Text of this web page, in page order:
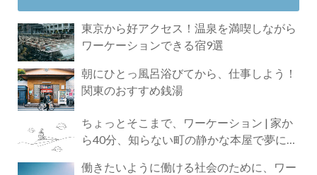
東京から好アクセス！温泉を満喫しながら
ワーケーションできる宿9選
朝にひとっ風呂浴びてから、仕事しよう！
関東のおすすめ銭湯
ちょっとそこまで、ワーケーション | 家か
ら40分、知らない町の静かな本屋で夢に近
働きたいように働ける社会のために、ワー